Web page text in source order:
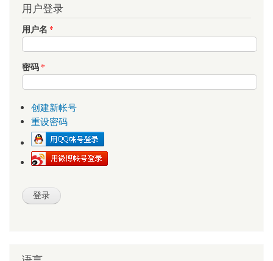
用户登录
用户名 *
密码*
创建新帐号
重设密码